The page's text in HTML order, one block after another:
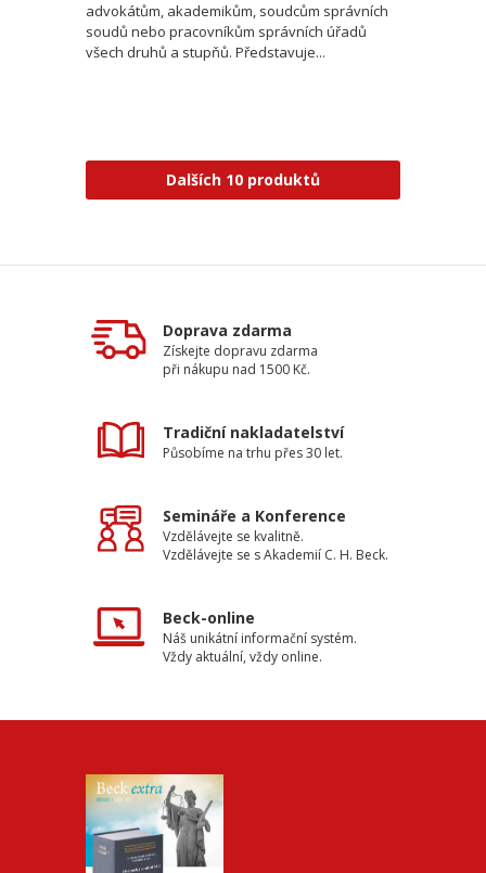
advokátům, akademikům, soudcům správních
soudů nebo pracovníkům správních úřadů
všech druhů a stupňů. Představuje...
Dalších 10 produktů
Doprava zdarma
Získejte dopravu zdarma
při nákupu nad 1500 Kč.
Tradiční nakladatelství
Působíme na trhu přes 30 let.
Semináře a Konference
Vzdělávejte se kvalitně.
Vzdělávejte se s Akademií C. H. Beck.
Beck-online
Náš unikátní informační systém.
Vždy aktuální, vždy online.